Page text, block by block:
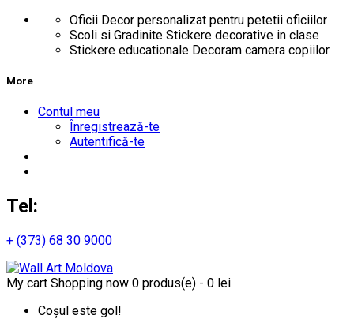
Oficii Decor personalizat pentru petetii oficiilor
Scoli si Gradinite Stickere decorative in clase
Stickere educationale Decoram camera copiilor
More
Contul meu
Înregistrează-te
Autentifică-te
Tel:
+ (373) 68 30 9000
My cart Shopping now 0 produs(e) - 0 lei
Coșul este gol!